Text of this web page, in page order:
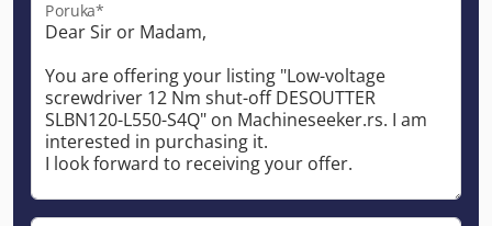
Poruka*